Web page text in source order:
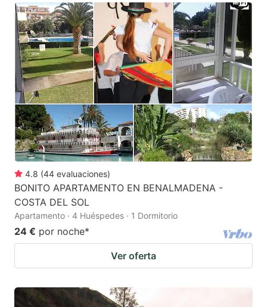
4.8 (44 evaluaciones)
BONITO APARTAMENTO EN BENALMADENA -
COSTA DEL SOL
Apartamento · 4 Huéspedes · 1 Dormitorio
24 € por noche*
Ver oferta